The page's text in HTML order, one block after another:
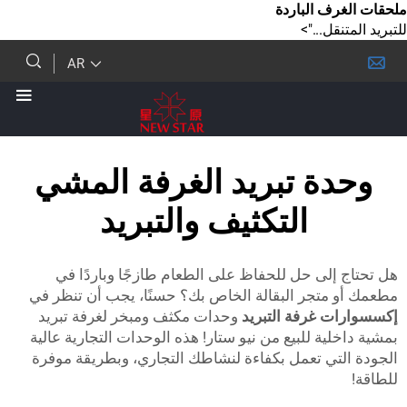
الباردة
تبريد الغرفة المشي
التكثيف والتبريد
حل للحفاظ على الطعام طازجًا وباردًا في
البقالة الخاص بك؟ حسنًا، يجب أن تنظر في
غرفة التبريدوحدات مكثف ومبخر لغرفة تبريد
للبيع من نيو ستار! هذه الوحدات التجارية عالية
تعمل بكفاءة لنشاطك التجاري، وبطريقة موفرة